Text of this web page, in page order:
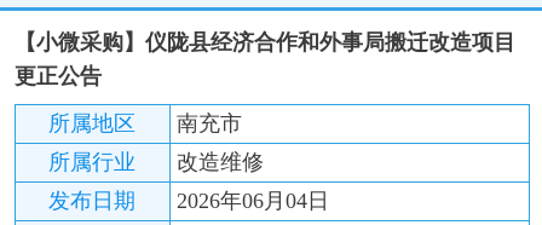
成都市 广元市 绵阳市 德阳市 南充市 广安市
遂宁市
内江市
乐山市
达州市
资阳市 眉山市 雅安市 阿坝州 甘孜州 凉山州
【小微采购】仪陇县经济合作和外事局搬迁改造项目
更正公告
所属地区
南充市
所属行业
改造维修
发布日期
2026年06月04日